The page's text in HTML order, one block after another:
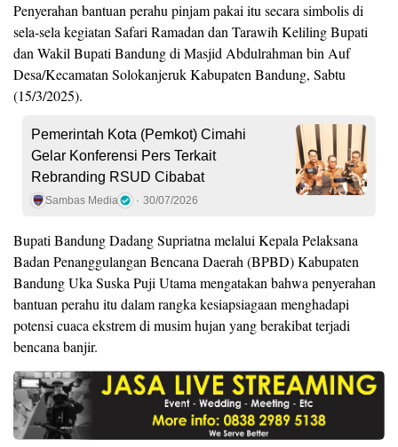
Penyerahan bantuan perahu pinjam pakai itu secara simbolis di
sela-sela kegiatan Safari Ramadan dan Tarawih Keliling Bupati
dan Wakil Bupati Bandung di Masjid Abdulrahman bin Auf
Desa/Kecamatan Solokanjeruk Kabupaten Bandung, Sabtu
(15/3/2025).
Pemerintah Kota (Pemkot) Cimahi
Gelar Konferensi Pers Terkait
Rebranding RSUD Cibabat
Sambas Media 30/07/2026
Bupati Bandung Dadang Supriatna melalui Kepala Pelaksana
Badan Penanggulangan Bencana Daerah (BPBD) Kabupaten
Bandung Uka Suska Puji Utama mengatakan bahwa penyerahan
bantuan perahu itu dalam rangka kesiapsiagaan menghadapi
potensi cuaca ekstrem di musim hujan yang berakibat terjadi
bencana banjir.